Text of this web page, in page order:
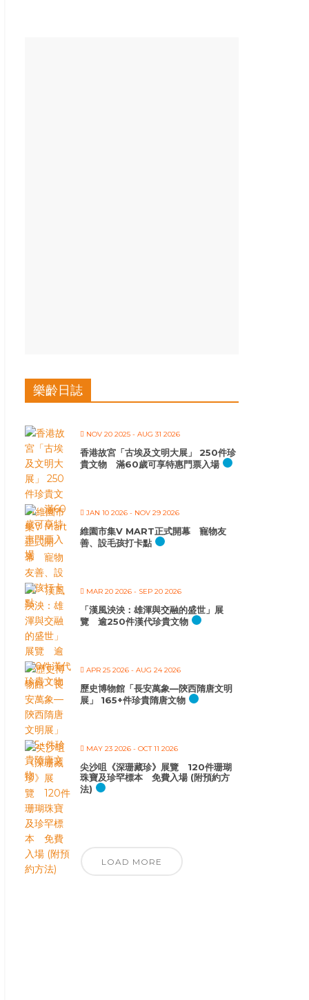
樂齡日誌
NOV 20 2025 - AUG 31 2026
香港故宮「古埃及文明大展」 250件珍
貴文物 滿60歲可享特惠門票入場
JAN 10 2026 - NOV 29 2026
維園市集V MART正式開幕 寵物友
善、設毛孩打卡點
MAR 20 2026 - SEP 20 2026
「漢風泱泱：雄渾與交融的盛世」展
覽 逾250件漢代珍貴文物
APR 25 2026 - AUG 24 2026
歷史博物館「長安萬象—陝西隋唐文明
展」 165+件珍貴隋唐文物
MAY 23 2026 - OCT 11 2026
尖沙咀《深珊藏珍》展覽 120件珊瑚
珠寶及珍罕標本 免費入場 (附預約方
法)
LOAD MORE